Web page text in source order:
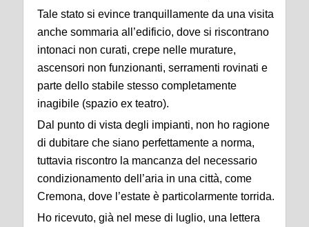
Tale stato si evince tranquillamente da una visita
anche sommaria all’edificio, dove si riscontrano
intonaci non curati, crepe nelle murature,
ascensori non funzionanti, serramenti rovinati e
parte dello stabile stesso completamente
inagibile (spazio ex teatro).
Dal punto di vista degli impianti, non ho ragione
di dubitare che siano perfettamente a norma,
tuttavia riscontro la mancanza del necessario
condizionamento dell’aria in una città, come
Cremona, dove l’estate è particolarmente torrida.
Ho ricevuto, già nel mese di luglio, una lettera